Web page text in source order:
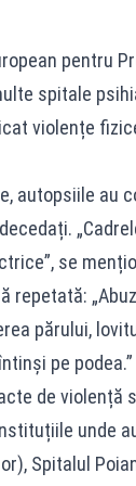
pentru
spitale
violențe
autopsiile au
se
repetată:
părului,
pe podea.”
de violență
unde
Spitalul